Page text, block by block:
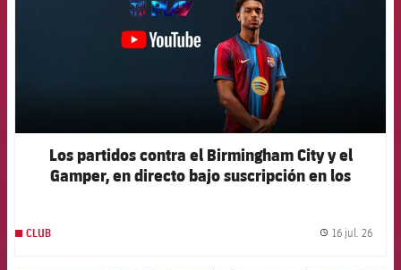
Los partidos contra el Birmingham City y el
Gamper, en directo bajo suscripción en los
CLUB 16 jul. 26